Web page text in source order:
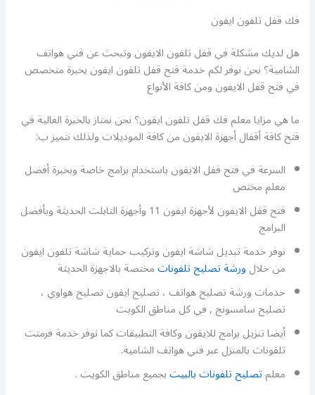
فك قفل تلفون ايفون
هل لديك مشكلة في قفل تلفون الايفون وتبحث عن فني هواتف
الشامية؟ نحن نوفر لكم خدمة فتح قفل تلفون ايفون بخبرة متخصص
في فتح قفل الايفون ومن كافة الأنواع
ما هي مزايا معلم فك قفل تلفون ايفون؟ نحن نمتاز بالخبرة العالية في
فتح كافة أقفال أجهزة الايفون من كافة الموديلات ولذلك نتميز ب:
السرعة في فتح قفل الايفون باستخدام برامج خاصة وبخبرة أفضل
معلم مختص
فتح قفل الايفون لأجهزة ايفون 11 وأجهزة التابلت الحديثة وبأفضل
البرامج
نوفر خدمة تبديل شاشة ايفون وتركيب حماية شاشة تلفون ايفون
من خلالورشة تصليح تلفوناتمختصة بالاجهزة الحديثة
خدمات ورشة تصليح هواتف ، تصليح ايفون تصليح هواوي ،
تصليح سامسونج , في كل مناطق الكويت
أيضا تنزيل برامج للايفون وكافة التطبيقات كما نوفر خدمة فرمتت
تلفونات بالمنزل عبر فني هواتف الشامية.
معلمتصليح تلفونات بالبيتبجميع مناطق الكويت .